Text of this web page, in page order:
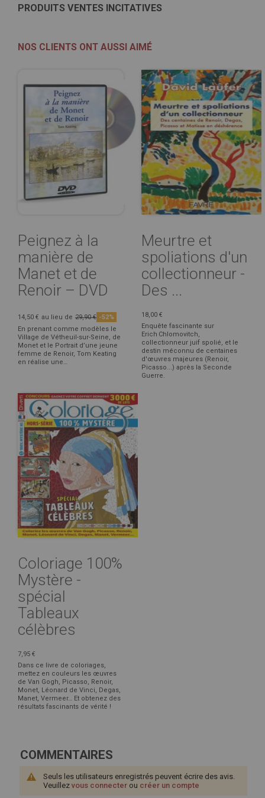
PRODUITS VENTES INCITATIVES
NOS CLIENTS ONT AUSSI AIMÉ
Peignez à la
manière de
Manet et de
Renoir – DVD
14,50 € au lieu de 29,90 € -52%
En prenant comme modèles le
Village de Vétheuil-sur-Seine, de
Monet et le Portrait d’une jeune
femme de Renoir, Tom Keating
en réalise une…
Meurtre et
spoliations d'un
collectionneur -
Des ...
18,00 €
Enquête fascinante sur
Erich Chlomovitch,
collectionneur juif spolié, et le
destin méconnu de centaines
d'œuvres majeures (Renoir,
Picasso...) après la Seconde
Guerre.
Coloriage 100%
Mystère -
spécial
Tableaux
célèbres
7,95 €
Dans ce livre de coloriages,
mettez en couleurs les œuvres
de Van Gogh, Picasso, Renoir,
Monet, Léonard de Vinci, Degas,
Manet, Vermeer… Et obtenez des
résultats fascinants de vérité !
COMMENTAIRES
Seuls les utilisateurs enregistrés peuvent écrire des avis.
Veuillez vous connecter ou créer un compte